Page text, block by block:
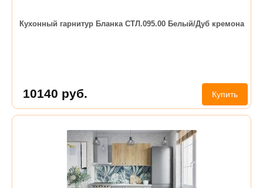
Кухонный гарнитур Бланка СТЛ.095.00 Белый/Дуб кремона
10140 руб. Купить